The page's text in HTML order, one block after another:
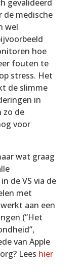
gevalideerd
de medische
wel
hoe
fouten te
stress. Het
de slimme
in
zo de
voor
wat graag
de VS via de
met
aan een
(“Het
van Apple
Lees hier